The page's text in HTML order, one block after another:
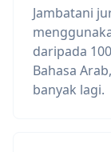
Jambatani
daripada
Bahasa
banyak lagi.